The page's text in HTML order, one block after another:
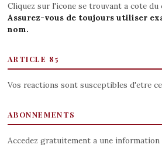
Cliquez sur l'icone se trouvant a cote du
Assurez-vous de toujours utiliser
nom.
ARTICLE 85
Vos reactions sont susceptibles d'etre
ABONNEMENTS
Accedez gratuitement a une